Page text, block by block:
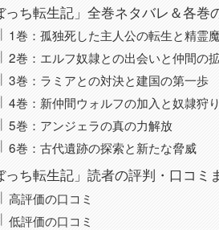
っち転生記」全巻ネタバレ＆各巻
1巻：孤独死した主人公の転生と精霊
2巻：エルフ奴隷との出会いと仲間の
3巻：ラミアとの対決と建国の第一歩
4巻：新仲間ウォルフの加入と奴隷狩
5巻：アンジェラの真の力解放
6巻：古代遺跡の探索と新たな脅威
っち転生記」読者の評判・口コミ
高評価の口コミ
低評価の口コミ